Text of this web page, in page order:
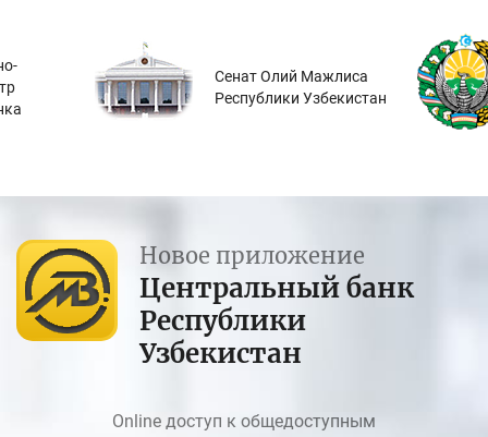
Сенат Олий Мажлиса
Республики Узбекистан
Новое приложение
Центральный банк
Республики
Узбекистан
Online доступ к общедоступным